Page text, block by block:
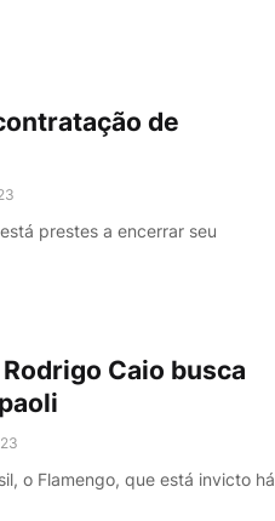
de
prestes a encerrar seu
Caio busca
o Flamengo, que está invicto há